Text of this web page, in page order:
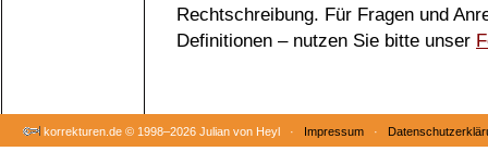
Rechtschreibung. Für Fragen und
Definitionen – nutzen Sie bitte unser
korrekturen.de © 1998–2026 Julian von Heyl · Impressum ·